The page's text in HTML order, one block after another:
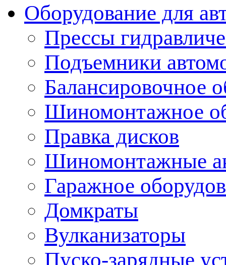
Оборудование для
Прессы
Подъемники
Балансировочное
Шиномонтажное
Правка дисков
Шиномонтажные
Гаражное
Домкраты
Вулканизаторы
Пуско-зарядные